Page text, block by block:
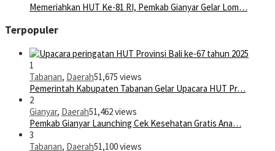
Memeriahkan HUT Ke-81 RI, Pemkab Gianyar Gelar Lom…
Terpopuler
1
Tabanan, Daerah51,675 views
Pemerintah Kabupaten Tabanan Gelar Upacara HUT Pr…
2
Gianyar, Daerah51,462 views
Pemkab Gianyar Launching Cek Kesehatan Gratis Ana…
3
Tabanan, Daerah51,100 views